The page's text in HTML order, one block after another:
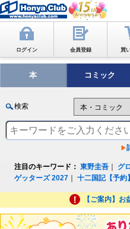
ログイン 会員登録 買
本 コミック
検索
注目のキーワード： 東野圭吾 グ
ゲッターズ 2027 ｜十二国記【予約】
【ご案内】